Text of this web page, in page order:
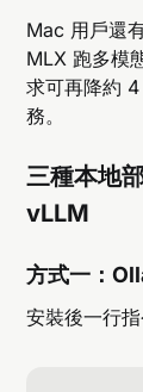
Mac 用戶還
MLX 跑多模
求可再降約
務。
三種本地
vLLM
方式一：
安裝後一行指